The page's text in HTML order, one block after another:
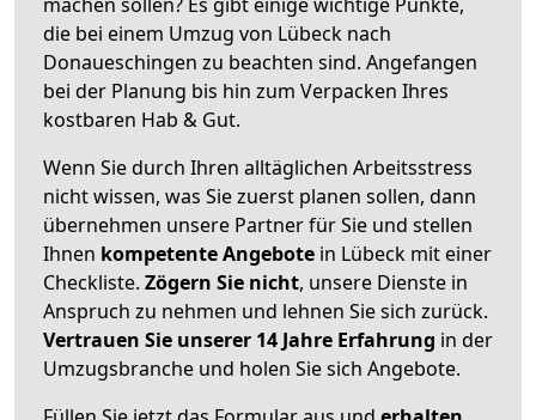
die bei einem Umzug von Lübeck nach
Donaueschingen zu beachten sind. Angefangen
bei der Planung bis hin zum Verpacken Ihres
kostbaren Hab & Gut.
Wenn Sie durch Ihren alltäglichen Arbeitsstress
nicht wissen, was Sie zuerst planen sollen, dann
übernehmen unsere Partner für Sie und stellen
Ihnen kompetente Angebote in Lübeck mit einer
Checkliste. Zögern Sie nicht, unsere Dienste in
Anspruch zu nehmen und lehnen Sie sich zurück.
Vertrauen Sie unserer 14 Jahre Erfahrung in der
Umzugsbranche und holen Sie sich Angebote.